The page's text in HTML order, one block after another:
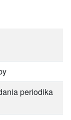
periodika